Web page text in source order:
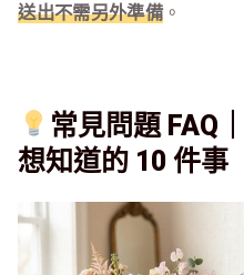
送出不需另外準備。
常見問題 FAQ
想知道的 10 件事